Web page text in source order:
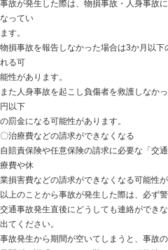
Blog記事一覧
の重要性とは？！
交通事故は報告せずに
性とは？！
2024.04.25 | Category:未分類
こんにちは！！
春日部あすな整骨院です！！
今回は「交通事故発生時の警
交通事故が発生した時、物損